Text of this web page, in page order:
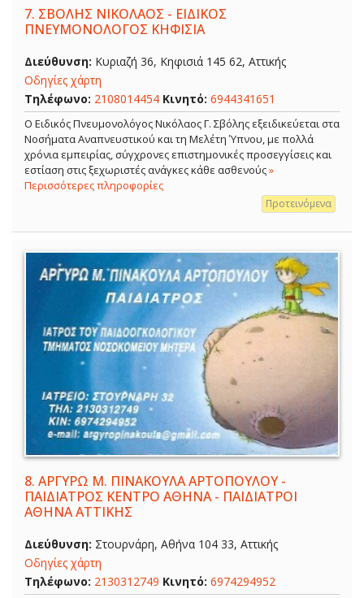
7. ΣΒΟΛΗΣ ΝΙΚΟΛΑΟΣ - ΕΙΔΙΚΟΣ
ΠΝΕΥΜΟΝΟΛΟΓΟΣ ΚΗΦΙΣΙΑ
Διεύθυνση: Κυριαζή 36, Κηφισιά 145 62, Αττικής
Οδηγίες χάρτη
Τηλέφωνο: 2108014454 Κινητό: 6944341651
O Ειδικός Πνευμονολόγος Νικόλαος Γ. Σβόλης εξειδικεύεται στα
Νοσήματα Αναπνευστικού και τη Μελέτη Ύπνου, με πολλά
χρόνια εμπειρίας, σύγχρονες επιστημονικές προσεγγίσεις και
εστίαση στις ξεχωριστές ανάγκες κάθε ασθενούς»
Περισσότερες πληροφορίες
Προτεινόμενα
8. ΑΡΓΥΡΩ Μ. ΠΙΝΑΚΟΥΛΑ ΑΡΤΟΠΟΥΛΟΥ -
ΠΑΙΔΙΑΤΡΟΣ ΚΕΝΤΡΟ ΑΘΗΝΑ - ΠΑΙΔΙΑΤΡΟΙ
ΑΘΗΝΑ ΑΤΤΙΚΗΣ
Διεύθυνση: Στουρνάρη, Αθήνα 104 33, Αττικής
Οδηγίες χάρτη
Τηλέφωνο: 2130312749 Κινητό: 6974294952